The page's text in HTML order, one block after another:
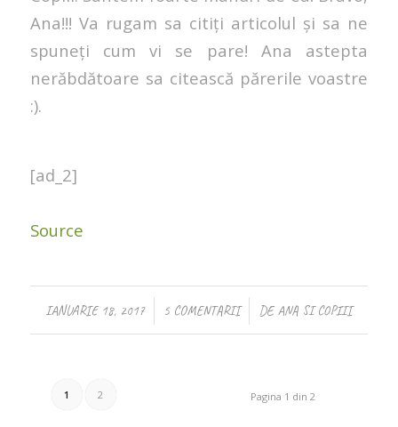
Ana!!! Va rugam sa citiți articolul și sa ne
spuneți cum vi se pare! Ana astepta
nerăbdătoare sa citească părerile voastre
:).
[ad_2]
Source
IANUARIE 18, 2017
/ 5 COMENTARII
/ DE ANA SI COPIII
Pagina 1 din 2
1 2